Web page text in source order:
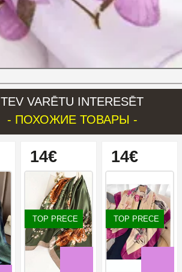
TEV VARĒTU INTERESĒT
- ПОХОЖИЕ ТОВАРЫ -
14€
TOP PRECE
14€
TOP PRECE